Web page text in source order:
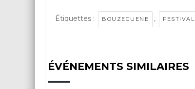
Étiquettes : BOUZEGUENE , FESTIVAL
ÉVÉNEMENTS SIMILAIRES